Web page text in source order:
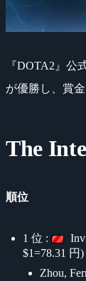
『DOTA2』公
が優勝し、賞
The
順位
1 位 :
$1=78.31 円)
Zhou,